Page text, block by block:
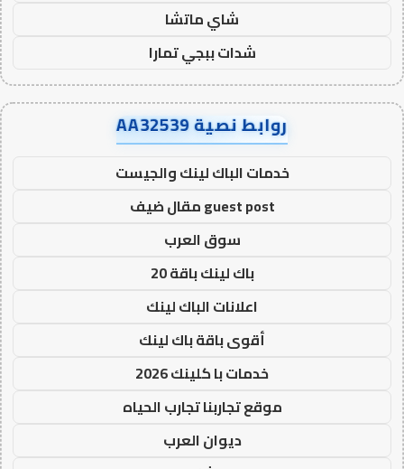
شاي ماتشا
شدات ببجي تمارا
روابط نصية AA32539
خدمات الباك لينك والجيست
guest post مقال ضيف
سوق العرب
باك لينك باقة 20
اعلانات الباك لينك
أقوى باقة باك لينك
خدمات با كلينك 2026
موقع تجاربنا تجارب الحياه
ديوان العرب